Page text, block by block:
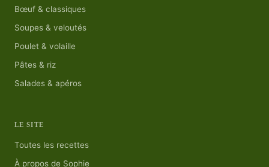
Bœuf & classiques
Soupes & veloutés
Poulet & volaille
Pâtes & riz
Salades & apéros
LE SITE
Toutes les recettes
À propos de Sophie